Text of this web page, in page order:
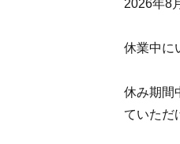
2026年8
休業中に
休み期間
ていただ